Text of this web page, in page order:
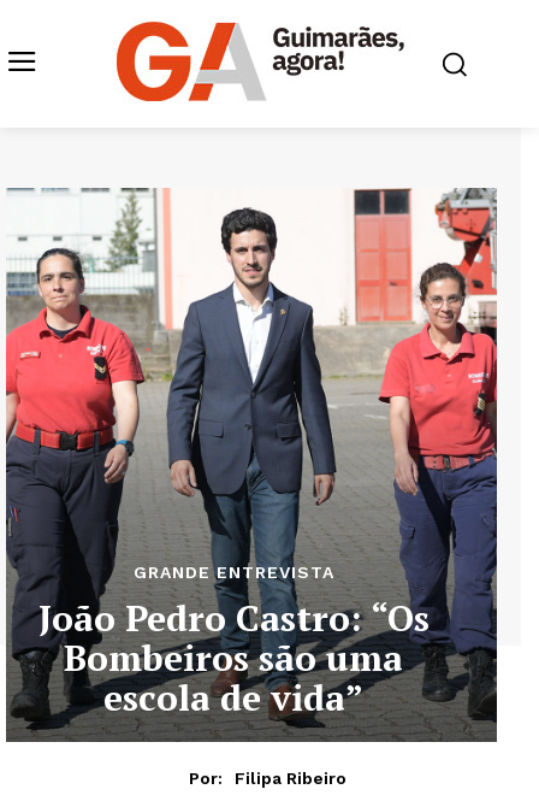
GRANDE ENTREVISTA
João Pedro Castro: “Os
Bombeiros são uma
escola de vida”
Por:
Filipa Ribeiro